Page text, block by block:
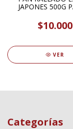
JAPONES 500G
$10.000
VER
Categorías